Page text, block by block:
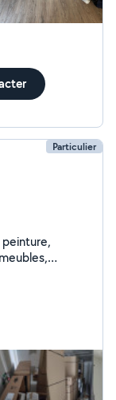
Particulier